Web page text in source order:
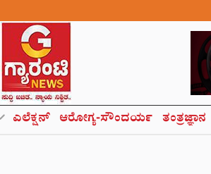
ಎಲೆಕ್ಷನ್ ಆರೋಗ್ಯ-ಸೌಂದರ್ಯ ತಂತ್ರಜ್ಞಾನ